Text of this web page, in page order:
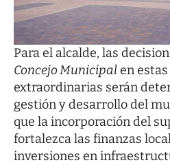
Para el alcalde, las
Concejo Municipalen
extraordinarias serán
gestión y desarrollo del
que la incorporación del
fortalezca las finanzas
inversiones en